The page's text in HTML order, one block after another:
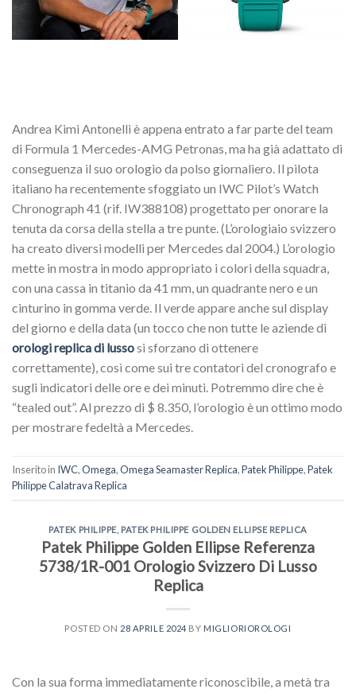
Andrea Kimi Antonelli è appena entrato a far parte del team
di Formula 1 Mercedes-AMG Petronas, ma ha già adattato di
conseguenza il suo orologio da polso giornaliero. Il pilota
italiano ha recentemente sfoggiato un IWC Pilot’s Watch
Chronograph 41 (rif. IW388108) progettato per onorare la
tenuta da corsa della stella a tre punte. (L’orologiaio svizzero
ha creato diversi modelli per Mercedes dal 2004.) L’orologio
mette in mostra in modo appropriato i colori della squadra,
con una cassa in titanio da 41 mm, un quadrante nero e un
cinturino in gomma verde. Il verde appare anche sul display
del giorno e della data (un tocco che non tutte le aziende di
orologi replica di lussosi sforzano di ottenere
correttamente), così come sui tre contatori del cronografo e
sugli indicatori delle ore e dei minuti. Potremmo dire che è
“tealed out”. Al prezzo di $ 8.350, l’orologio è un ottimo modo
per mostrare fedeltà a Mercedes.
Inserito in IWC,Omega,Omega Seamaster Replica,Patek Philippe,Patek
Philippe Calatrava Replica
PATEK PHILIPPE, PATEK PHILIPPE GOLDEN ELLIPSE REPLICA
Patek Philippe Golden Ellipse Referenza
5738/1R-001 Orologio Svizzero Di Lusso
Replica
POSTED ON 28 APRILE 2024 BY MIGLIORIOROLOGI
Con la sua forma immediatamente riconoscibile, a metà tra